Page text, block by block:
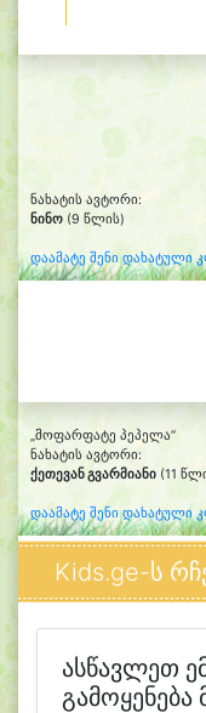
ნახატის ავტორი:
ნინო (9 წლის)
დაამატე შენი დახატული
„მოფარფატე პეპელა“
ნახატის ავტორი:
ქეთევან გვარმიანი (11
დაამატე შენი დახატული
Kids.ge-ს
ასწავლეთ
გამოყენება